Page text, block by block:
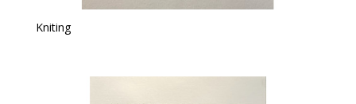
Kniting